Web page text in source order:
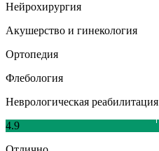
Нейрохирургия
Акушерство и гинекология
Ортопедия
Флебология
Неврологическая реабилитация
4.9